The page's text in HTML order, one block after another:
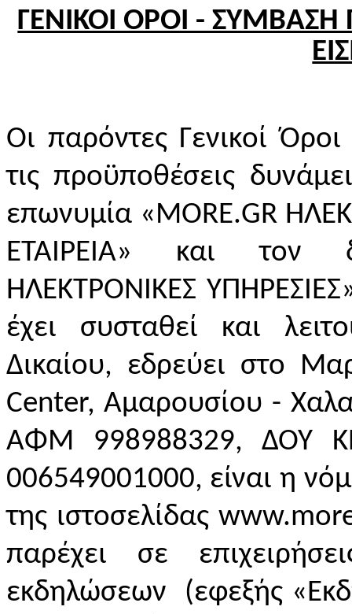
ΓΕΝΙΚΟΙ ΟΡΟΙ -
Οι παρόντες Γενικοί
τις προϋποθέσεις
επωνυμία «MORE.GR
ΕΤΑΙΡΕΙΑ» και τον
ΗΛΕΚΤΡΟΝΙΚΕΣ
έχει συσταθεί και
Δικαίου, εδρεύει στο
Center, Αμαρουσίου -
ΑΦΜ 998988329, ΔΟΥ
006549001000, είναι η
της ιστοσελίδας
παρέχει σε
εκδηλώσεων (εφεξής